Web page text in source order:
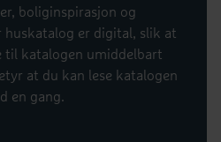
boliginspirasjon og
huskatalog er digital, slik at
til katalogen umiddelbart
at du kan lese katalogen
en gang.